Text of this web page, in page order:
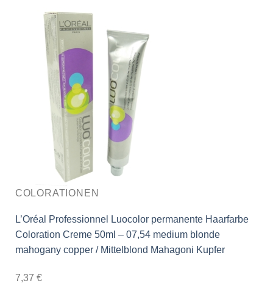
COLORATIONEN
L’Oréal Professionnel Luocolor permanente Haarfarbe
Coloration Creme 50ml – 07,54 medium blonde
mahogany copper / Mittelblond Mahagoni Kupfer
7,37 €